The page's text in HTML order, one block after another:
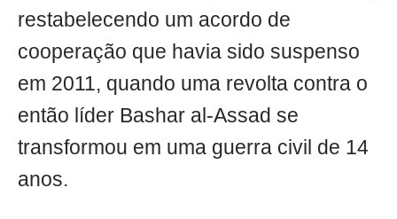
restabelecendo um acordo de
cooperação que havia sido suspenso
em 2011, quando uma revolta contra o
então líder Bashar al-Assad se
transformou em uma guerra civil de 14
anos.